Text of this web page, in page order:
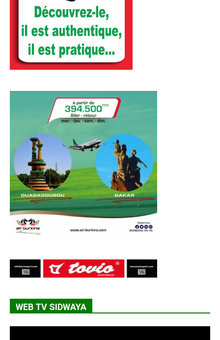
WEB TV SIDWAYA